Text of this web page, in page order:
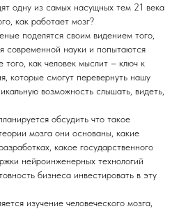
одну из самых насущных тем 21 века
как работает мозг?
поделятся своим видением того,
современной науки и попытаются
как человек мыслит – ключ к
которые смогут перевернуть нашу
возможность слышать, видеть,
обсудить что такое
мозга они основаны, какие
какое государственного
нейроинженерных технологий
бизнеса инвестировать в эту
изучение человеческого мозга,